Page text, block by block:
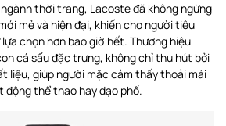
thời trang, Lacoste đã không ngừng
mẻ và hiện đại, khiến cho người tiêu
chọn hơn bao giờ hết. Thương hiệu
cá sấu đặc trưng, không chỉ thu hút bởi
liệu, giúp người mặc cảm thấy thoải mái
thể thao hay dạo phố.